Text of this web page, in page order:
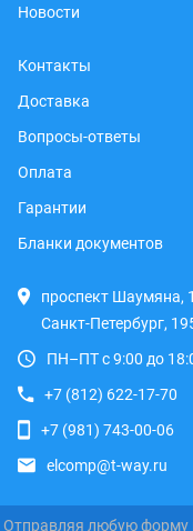
Новости
Контакты
Доставка
Вопросы-ответы
Оплата
Гарантии
Бланки документов
проспект Шаумяна,
Санкт-Петербург,
ПН–ПТ с 9:00 до
+7 (812) 622-17-70
+7 (981) 743-00-06
elcomp@t-way.ru
Отправляя любую форму